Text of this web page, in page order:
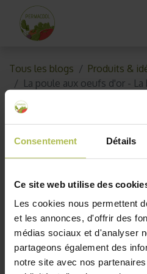
Consentement Détails
Ce site web utilise des
Les cookies nous permettent
et les annonces, d'offrir des
médias sociaux et d'analyser
partageons également des
notre site avec nos
Tous les blogs
Produits &
La poule aux oeufs d'or - La
La poule aux
box d'Avril